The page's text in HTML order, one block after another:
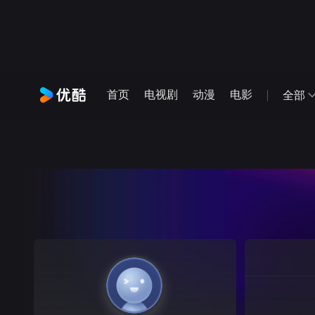
首页 电视剧 动漫 电影 全部